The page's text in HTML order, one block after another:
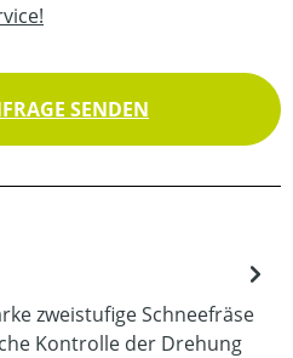
SENDEN
zweistufige Schneefräse
Kontrolle der Drehung